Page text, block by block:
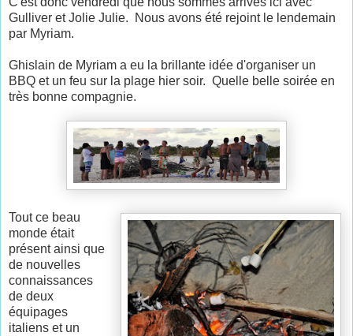
Gulliver et Jolie Julie. Nous avons été rejoint le lendemain
par Myriam.
Ghislain de Myriam a eu la brillante idée d'organiser un
BBQ et un feu sur la plage hier soir. Quelle belle soirée en
très bonne compagnie.
Tout ce beau
monde était
présent ainsi que
de nouvelles
connaissances
de deux
équipages
italiens et un